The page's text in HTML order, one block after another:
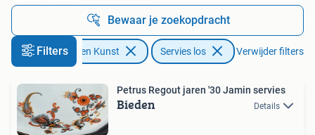
Bewaar je zoekopdracht
FiltersAntiek en Kunst Servies los Verwijder filters
Petrus Regout jaren '30 Jamin servies
Bieden Details